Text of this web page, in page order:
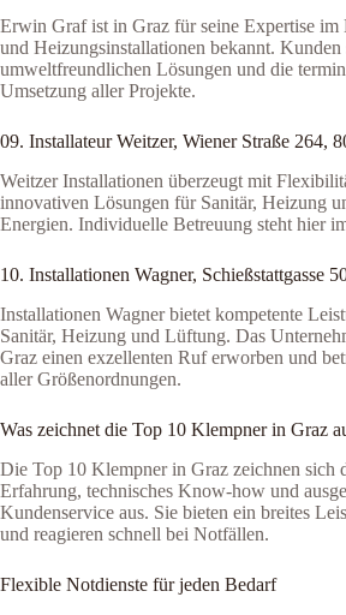
Erwin Graf ist in Graz für seine Expertise
und Heizungsinstallationen bekannt. Kunden
umweltfreundlichen Lösungen und die
Umsetzung aller Projekte.
09. Installateur Weitzer, Wiener Straße 264,
Weitzer Installationen überzeugt mit
innovativen Lösungen für Sanitär, Heizung
Energien. Individuelle Betreuung steht hier
10. Installationen Wagner, Schießstattgasse
Installationen Wagner bietet kompetente
Sanitär, Heizung und Lüftung. Das
Graz einen exzellenten Ruf erworben und
aller Größenordnungen.
Was zeichnet die Top 10 Klempner in Graz
Die Top 10 Klempner in Graz zeichnen sich
Erfahrung, technisches Know-how und
Kundenservice aus. Sie bieten ein breites
und reagieren schnell bei Notfällen.
Flexible Notdienste für jeden Bedarf